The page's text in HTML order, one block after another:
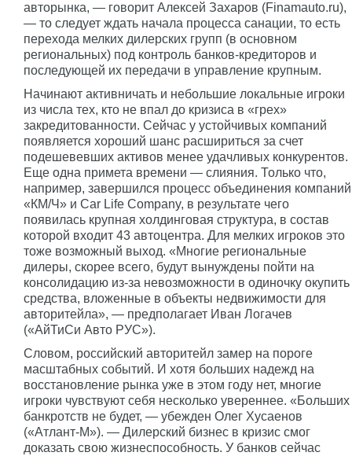
авторынка, — говорит Алексей Захаров (Finamauto.ru),
— то следует ждать начала процесса санации, то есть
перехода мелких дилерских групп (в основном
региональных) под контроль банков-кредиторов и
последующей их передачи в управление крупным.
Начинают активничать и небольшие локальные игроки
из числа тех, кто не впал до кризиса в «грех»
закредитованности. Сейчас у устойчивых компаний
появляется хороший шанс расшириться за счет
подешевевших активов менее удачливых конкурентов.
Еще одна примета времени — слияния. Только что,
например, завершился процесс объединения компаний
«КМ/Ч» и Car Life Company, в результате чего
появилась крупная холдинговая структура, в состав
которой входит 43 автоцентра. Для мелких игроков это
тоже возможный выход. «Многие региональные
дилеры, скорее всего, будут вынуждены пойти на
консолидацию из-за невозможности в одиночку окупить
средства, вложенные в объекты недвижимости для
авторитейла», — предполагает Иван Логачев
(«АйТиСи Авто РУС»).
Словом, российский авторитейл замер на пороге
масштабных событий. И хотя больших надежд на
восстановление рынка уже в этом году нет, многие
игроки чувствуют себя несколько увереннее. «Больших
банкротств не будет, — убежден Олег Хусаенов
(«Атлант-М»). — Дилерский бизнес в кризис смог
доказать свою жизнеспособность. У банков сейчас